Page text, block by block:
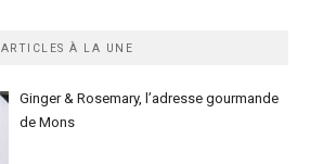
ARTICLES À LA UNE
Ginger & Rosemary, l’adresse gourmande
de Mons